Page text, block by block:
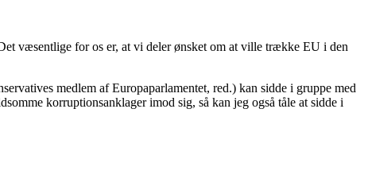
væsentlige for os er, at vi deler ønsket om at ville trække EU i den
medlem af Europaparlamentet, red.) kan sidde i gruppe med
korruptionsanklager imod sig, så kan jeg også tåle at sidde i